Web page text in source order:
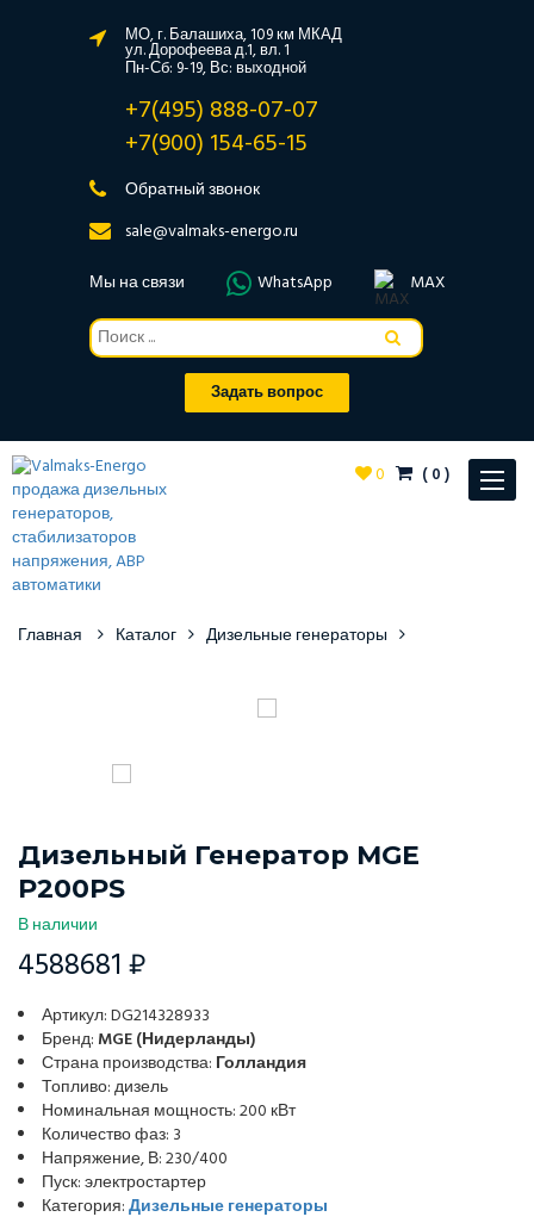
МО, г. Балашиха, 109 км МКАД
ул. Дорофеева д.1, вл. 1
Пн-Сб: 9-19, Вс: выходной
+7(495) 888-07-07
+7(900) 154-65-15
Обратный звонок
sale@valmaks-energo.ru
Мы на связи
WhatsApp MAX
Задать вопрос
Toggle
0 (0)
Главная Каталог Дизельные генераторы
Дизельный Генератор MGE
P200PS
В наличии
4588681 ₽
Артикул: DG214328933
Бренд: MGE (Нидерланды)
Страна производства: Голландия
Топливо: дизель
Номинальная мощность: 200 кВт
Количество фаз: 3
Напряжение, В: 230/400
Пуск: электростартер
Категория:Дизельные генераторы